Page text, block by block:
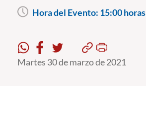
Postgrado
Estudiantes
Hora del Evento: 15:00 horas
Martes 30 de marzo de 2021